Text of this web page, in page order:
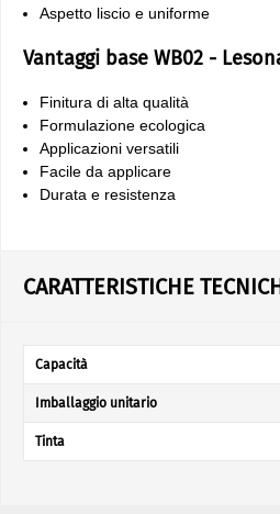
Aspetto liscio e uniforme
Vantaggi base WB02 -
Finitura di alta qualità
Formulazione ecologica
Applicazioni versatili
Facile da applicare
Durata e resistenza
CARATTERISTICHE
Capacità
Imballaggio unitario
Tinta